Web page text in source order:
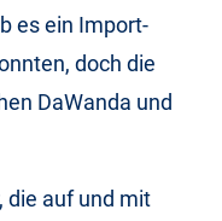
es ein Import-
doch die
DaWanda und
die auf und mit